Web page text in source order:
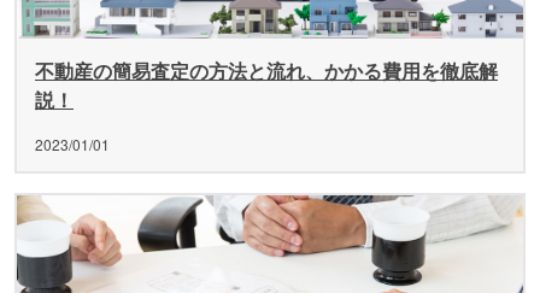
不動産の簡易査定の方法と流れ、かかる費用を徹底解
説！
2023/01/01